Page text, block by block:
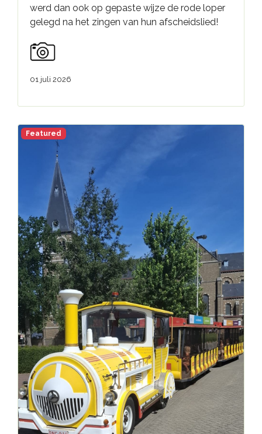
werd dan ook op gepaste wijze de rode loper
gelegd na het zingen van hun afscheidslied!
01 juli 2026
Featured